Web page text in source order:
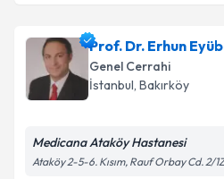
takvim hazırlandığında e-
E-posta Adresiniz
Kişisel verilerimin
Prof. Dr. Erhun
Genel Cerrahi
İstanbul, Bakırköy
Medicana Ataköy Hastanesi
Ataköy 2-5-6. Kısım, Rauf Orbay Cd. 2/